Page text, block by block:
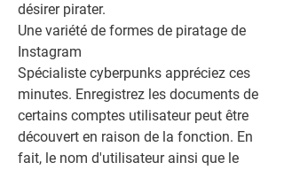
désirer pirater.
Une variété de formes de piratage de
Instagram
Spécialiste cyberpunks appréciez ces
minutes. Enregistrez les documents de
certains comptes utilisateur peut être
découvert en raison de la fonction. En
fait, le nom d'utilisateur ainsi que le